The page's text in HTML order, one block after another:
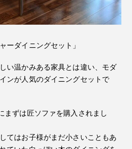
ーダイニングセット」
い温かみある家具とは違い、モダ
ンが人気のダイニングセットで
まずは匠ソファを購入されまし
てはお子様がまだ小さいこともあ